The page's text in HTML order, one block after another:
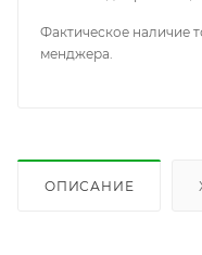
Фактическое наличие
менджера.
ОПИСАНИЕ